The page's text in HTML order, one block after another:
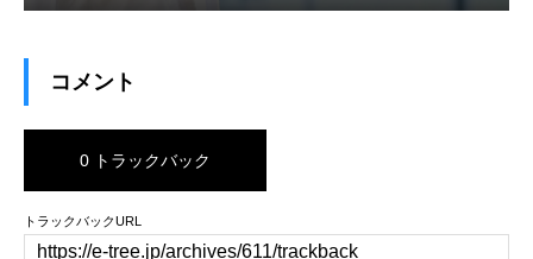
コメント
0 トラックバック
トラックバックURL